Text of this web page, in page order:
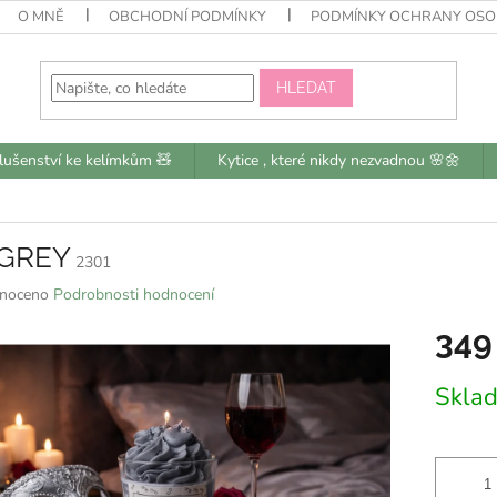
O MNĚ OBCHODNÍ PODMÍNKY PODMÍNKY OCHRANY
HLEDAT
ke kelímkům 🧸 Kytice , které nikdy nezvadnou 🌸🌼
2301
Podrobnosti hodnocení
cena: